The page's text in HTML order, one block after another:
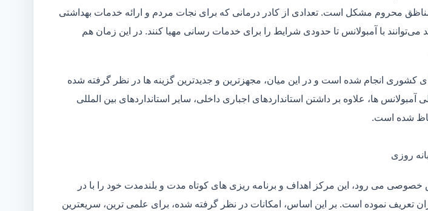
مناظق محروم مشکل است. تعدادی از کادر درمانی که برای نجات مردم و ارائه خدمات بهداشتی
می‌توانند با آمبولانس تا حدودی شرایط را برای خدمات رسانی مهیا کنند. در این زمان هم
کشوری انجام شده است و در این میان، مجهزترین و جدیدترین گزینه ها در نظر گرفته شده
آمبولانس ها، علاوه بر داشتن استانداردهای اجباری داخلی، سایر استانداردهای بین المللی
شده است.
روزی
خصوصی می رود، این مرکز اهداف و برنامه ریزی های کوتاه مدت و بلندمدت خود را با در
تعریف نموده است. بر این اساس، امکانات در نظر گرفته شده، برای علمی ترین، سریعترین